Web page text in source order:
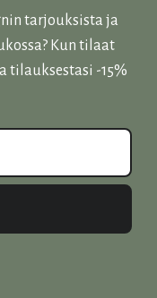
tarjouksista ja
Kun tilaat
tilauksestasi -15%